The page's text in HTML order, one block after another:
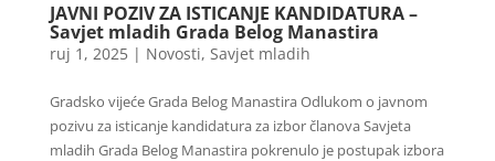
JAVNI POZIV ZA ISTICANJE KANDIDATURA –
Savjet mladih Grada Belog Manastira
ruj 1, 2025| Novosti, Savjet mladih
Gradsko vijeće Grada Belog Manastira Odlukom o javnom
pozivu za isticanje kandidatura za izbor članova Savjeta
mladih Grada Belog Manastira pokrenulo je postupak izbora